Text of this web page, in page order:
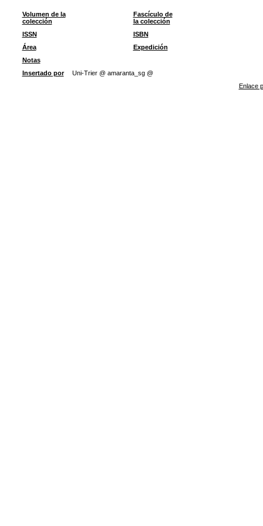
Volumen de la
colección
Fascículo de
la colección
ISSN
ISBN
Área
Expedición
Notas
Insertado por
Uni-Trier @ amaranta_sg @
Enlace